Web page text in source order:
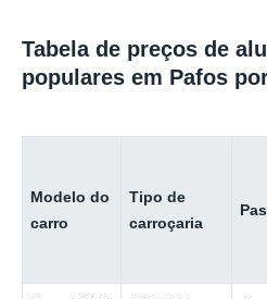
Tabela de preços de
populares em Pafos
Modelo do
carro
Tipo de
carroçaria